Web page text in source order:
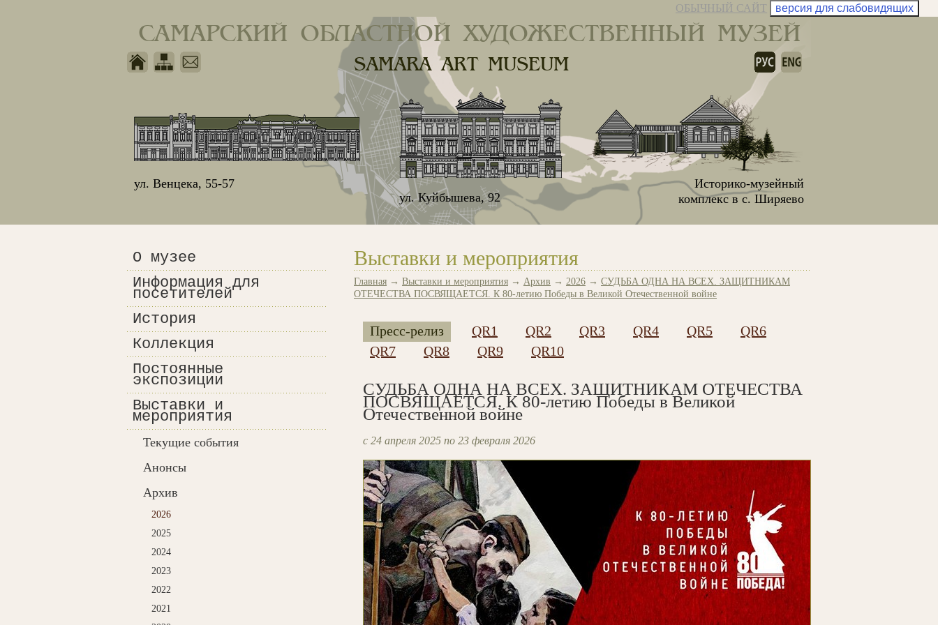
ОБЫЧНЫЙ САЙТ версия для слабовидящих
САМАРСКИЙ ОБЛАСТНОЙ ХУДОЖЕСТВЕННЫЙ МУЗЕЙ
SAMARA ART MUSEUM
ул. Куйбышева, 92
ул. Венцека, 55-57
Историко-музейный
комплекс в с. Ширяево
О музее
Информация для
посетителей
История
Коллекция
Постоянные
экспозиции
Выставки и
мероприятия
Текущие события
Анонсы
Архив
2026
2025
2024
2023
2022
2021
Выставки и мероприятия
Главная → Выставки и мероприятия → Архив → 2026 → СУДЬБА ОДНА НА ВСЕХ. ЗАЩИТНИКАМ
ОТЕЧЕСТВА ПОСВЯЩАЕТСЯ. К 80-летию Победы в Великой Отечественной войне
Пресс-релиз QR1 QR2 QR3 QR4 QR5
QR6
QR7
QR8 QR9 QR10
СУДЬБА ОДНА НА ВСЕХ. ЗАЩИТНИКАМ ОТЕЧЕСТВА
ПОСВЯЩАЕТСЯ. К 80-летию Победы в Великой
Отечественной войне
с 24 апреля 2025 по 23 февраля 2026